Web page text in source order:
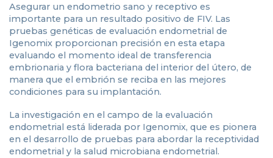
Asegurar un endometrio sano y receptivo es
importante para un resultado positivo de FIV. Las
pruebas genéticas de evaluación endometrial de
Igenomix proporcionan precisión en esta etapa
evaluando el momento ideal de transferencia
embrionaria y flora bacteriana del interior del útero, de
manera que el embrión se reciba en las mejores
condiciones para su implantación.
La investigación en el campo de la evaluación
endometrial está liderada por Igenomix, que es pionera
en el desarrollo de pruebas para abordar la receptividad
endometrial y la salud microbiana endometrial.